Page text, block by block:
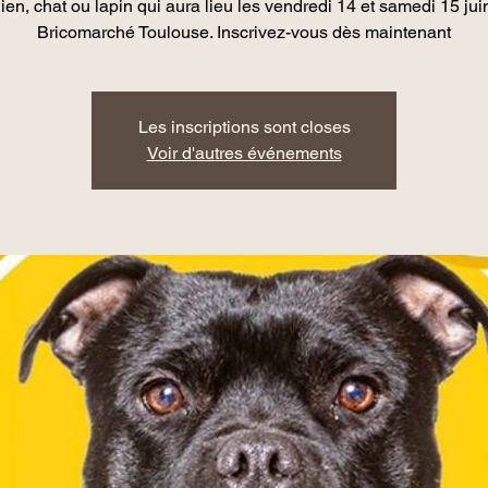
chat ou lapin qui aura lieu les vendredi 14 et samedi 15
Bricomarché Toulouse. Inscrivez-vous dès maintenant
Les inscriptions sont closes
Voir d'autres événements